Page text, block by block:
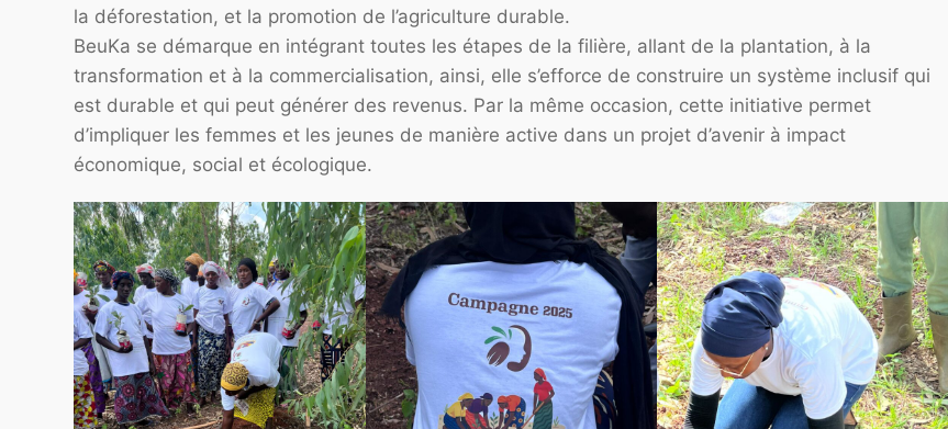
la déforestation, et la promotion de l’agriculture durable.
BeuKa se démarque en intégrant toutes les étapes de la filière, allant de la plantation, à la
transformation et à la commercialisation, ainsi, elle s’efforce de construire un système inclusif qui
est durable et qui peut générer des revenus. Par la même occasion, cette initiative permet
d’impliquer les femmes et les jeunes de manière active dans un projet d’avenir à impact
économique, social et écologique.